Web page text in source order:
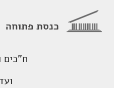
כנסת פתוחה
ח"כים